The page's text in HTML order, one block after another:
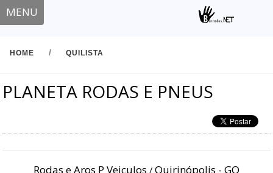
MENU
HOME / QUILISTA
PLANETA RODAS E PNEUS
Rodas e Aros P Veiculos / Quirinópolis - GO